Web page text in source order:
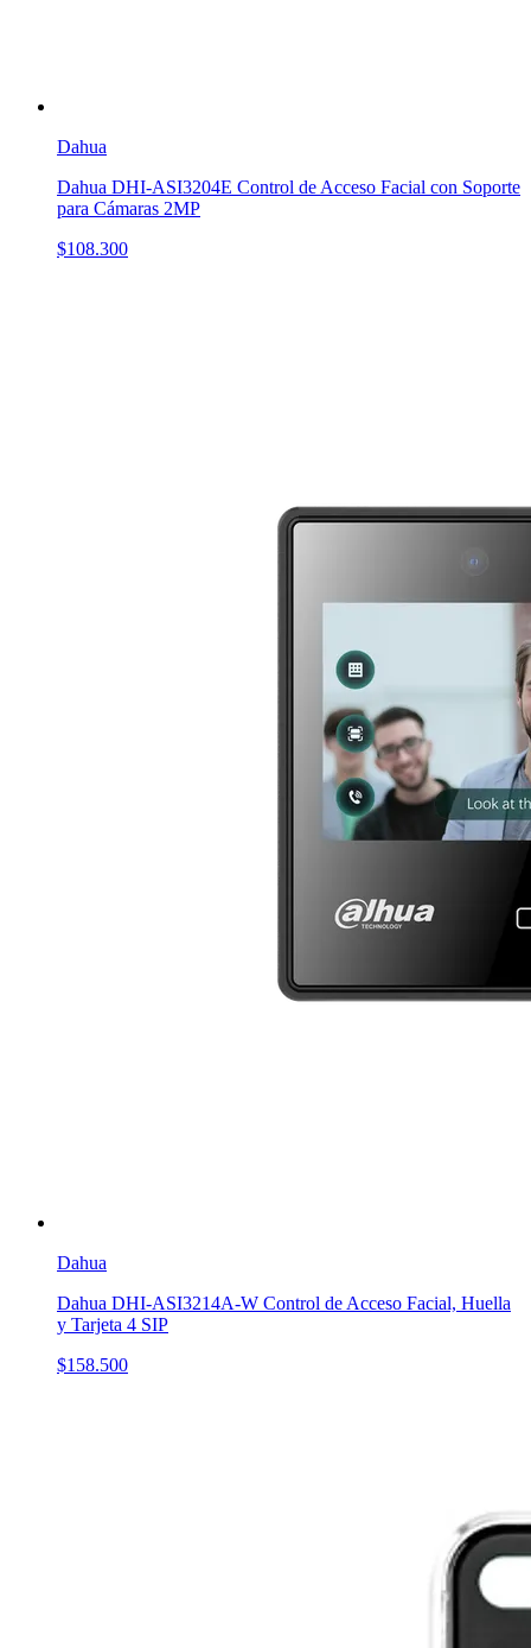
Dahua
Dahua DHI-ASI3204E Control de Acceso Facial con Soporte
para Cámaras 2MP
$108.300
Dahua
Dahua DHI-ASI3214A-W Control de Acceso Facial, Huella
y Tarjeta 4 SIP
$158.500